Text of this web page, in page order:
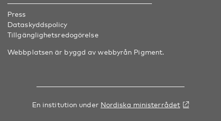
Press
Dataskyddspolicy
Tillgänglighetsredogörelse
Webbplatsen är byggd av webbyrån Pigment.
En institution under Nordiska ministerrådet